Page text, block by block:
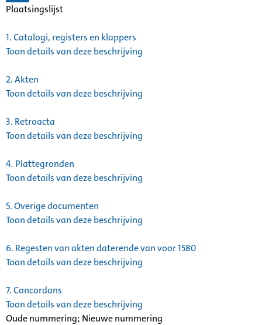
Plaatsingslijst
1.Catalogi, registers en klappers
Toon details van deze beschrijving
2.Akten
Toon details van deze beschrijving
3. Retroacta
Toon details van deze beschrijving
4. Plattegronden
Toon details van deze beschrijving
5.Overige documenten
Toon details van deze beschrijving
6. Regesten van akten daterende van voor 1580
Toon details van deze beschrijving
7.Concordans
Toon details van deze beschrijving
Oude nummering; Nieuwe nummering